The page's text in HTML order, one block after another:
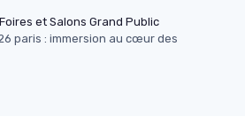
Foires et Salons Grand Public
paris : immersion au cœur des